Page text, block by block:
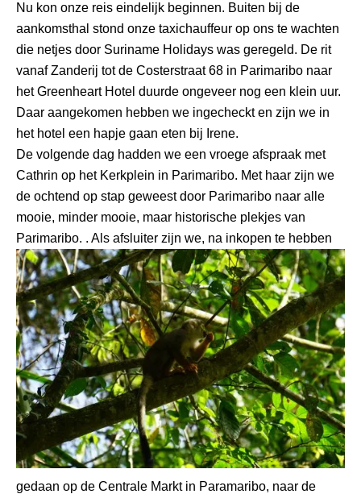
Nu kon onze reis eindelijk beginnen. Buiten bij de
aankomsthal stond onze taxichauffeur op ons te wachten
die netjes door Suriname Holidays was geregeld. De rit
vanaf Zanderij tot de Costerstraat 68 in Parimaribo naar
het Greenheart Hotel duurde ongeveer nog een klein uur.
Daar aangekomen hebben we ingecheckt en zijn we in
het hotel een hapje gaan eten bij Irene.
De volgende dag hadden we een vroege afspraak met
Cathrin op het Kerkplein in Parimaribo. Met haar zijn we
de ochtend op stap geweest door Parimaribo naar alle
mooie, minder mooie, maar historische plekjes van
Parimaribo. . Als afsluiter zijn we, na inkopen te hebben
gedaan op de Centrale Markt in Paramaribo, naar de